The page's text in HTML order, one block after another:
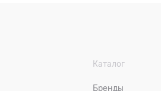
Каталог
Бренды